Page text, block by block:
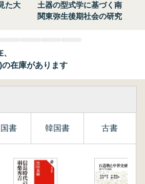
た大
土器の型式学に基づく南
関東弥生後期社会の研究
在庫があります
書 韓国書 古書